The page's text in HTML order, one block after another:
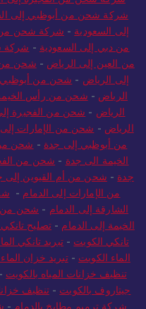
شركة شحن من أبوظبي إلى
إلى السعودية - شركة شحن من
من دبي إلى السعودية - شركة
من العين إلى الرياض - شحن من
إلى الرياض - شحن من أبوظبي
الرياض - شحن من رأس
الرياض - شحن من الفجيرة
الرياض - شحن من الإمارات
من أبوظبي إلى جدة - شحن
الخيمة الى جدة - شحن من
جدة - شحن من أم القيوين إلى
من الإمارات إلى الدمام -
الشارقة إلى الدمام - شحن من
الخيمة إلى الدمام -تصليح
تانكي الكويت -تبريد تانكي
الماء الكويت -تبريد خزان
تنظيف خزانات المياه بالكويت -
جيتاروف بالكويت -تنظيف
شركة ترميم مطابخ بالدمام -